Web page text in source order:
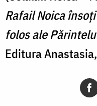
Rafail Noica
folos ale
Editura